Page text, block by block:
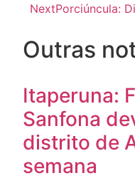
NextPorciúncula:
Outras
Itaperuna:
Sanfona
distrito de
semana